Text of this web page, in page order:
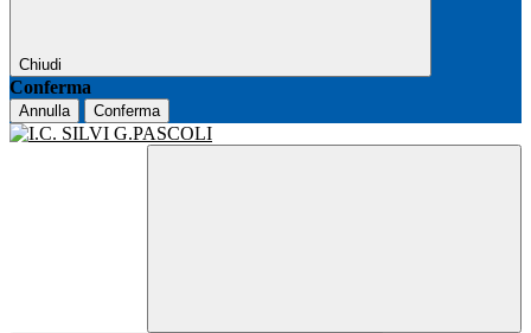
Chiudi
Conferma
Annulla Conferma